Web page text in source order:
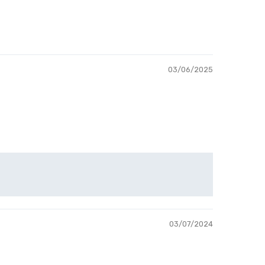
03/06/2025
03/07/2024